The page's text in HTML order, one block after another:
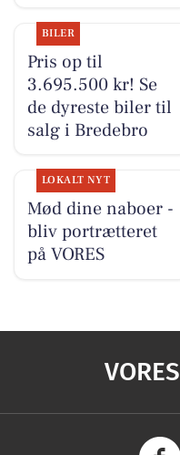
BILER
Pris op til
3.695.500 kr! Se
de dyreste biler til
salg i Bredebro
LOKALT NYT
Mød dine naboer -
bliv portrætteret
på VORES
VORES